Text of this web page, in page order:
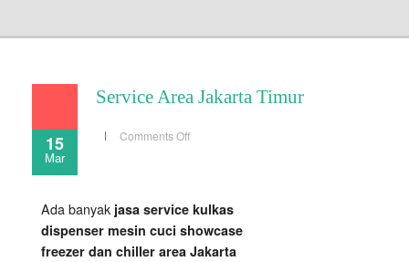
15
Mar
Service Area Jakarta Timur
Comments Offon
Ada banyak jasa service kulkas
dispenser mesin cuci showcase
freezer dan chiller area Jakarta